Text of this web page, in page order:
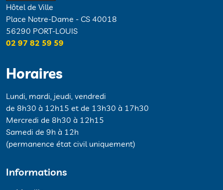
Hôtel de Ville
Place Notre-Dame - CS 40018
56290 PORT-LOUIS
02 97 82 59 59
Horaires
Lundi, mardi, jeudi, vendredi
de 8h30 à 12h15 et de 13h30 à 17h30
Mercredi de 8h30 à 12h15
Samedi de 9h à 12h
(permanence état civil uniquement)
Informations